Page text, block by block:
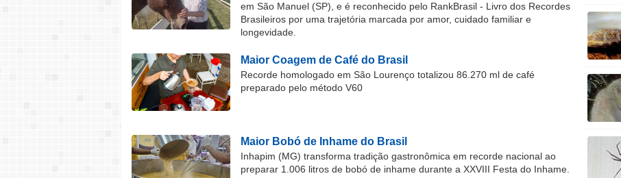
em São Manuel (SP), e é reconhecido pelo RankBrasil - Livro dos Recordes
Brasileiros por uma trajetória marcada por amor, cuidado familiar e
longevidade.
Maior Coagem de Café do Brasil
Recorde homologado em São Lourenço totalizou 86.270 ml de café
preparado pelo método V60
Maior Bobó de Inhame do Brasil
Inhapim (MG) transforma tradição gastronômica em recorde nacional ao
preparar 1.006 litros de bobó de inhame durante a XXVIII Festa do Inhame.